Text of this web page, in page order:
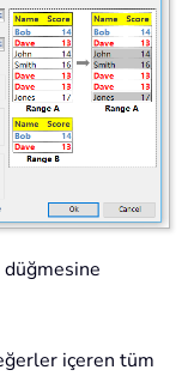
düğmesine
içeren tüm